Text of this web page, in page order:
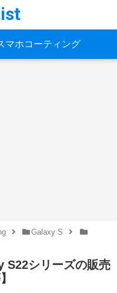
マホコーティング
Galaxy S
S22シリーズの販売